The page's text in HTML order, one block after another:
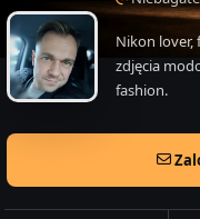
Nikon lover,
zdjęcia
fashion.